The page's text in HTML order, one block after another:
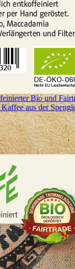
Bio und
aus der